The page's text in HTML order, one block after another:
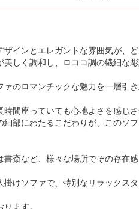
インとエレガントな雰囲気が、
しく調和し、ロココ調の繊細な
のロマンチックな魅力を一層引き
間座っていても心地よさを感じさ
部にわたるこだわりが、このソ
書斎など、様々な場所でその存在
けソファで、特別なリラックスタ
ます。